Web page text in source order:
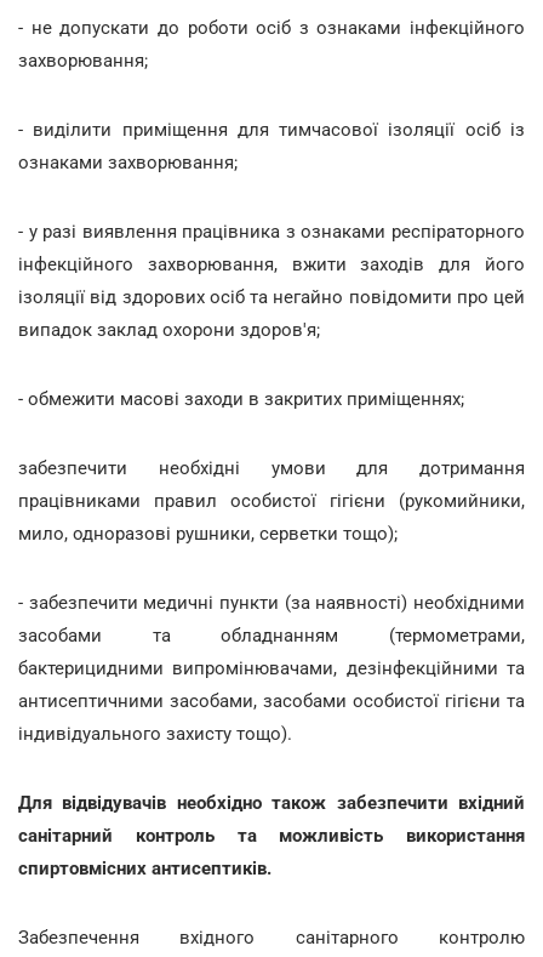
- не допускати до роботи осіб з ознаками інфекційного
захворювання;
- виділити приміщення для тимчасової ізоляції осіб із
ознаками захворювання;
- у разі виявлення працівника з ознаками респіраторного
інфекційного захворювання, вжити заходів для його
ізоляції від здорових осіб та негайно повідомити про цей
випадок заклад охорони здоров'я;
- обмежити масові заходи в закритих приміщеннях;
забезпечити необхідні умови для дотримання
працівниками правил особистої гігієни (рукомийники,
мило, одноразові рушники, серветки тощо);
- забезпечити медичні пункти (за наявності) необхідними
засобами та обладнанням (термометрами,
бактерицидними випромінювачами, дезінфекційними та
антисептичними засобами, засобами особистої гігієни та
індивідуального захисту тощо).
Для відвідувачів необхідно також забезпечити вхідний
санітарний контроль та можливість використання
спиртовмісних антисептиків.
Забезпечення вхідного санітарного контролю